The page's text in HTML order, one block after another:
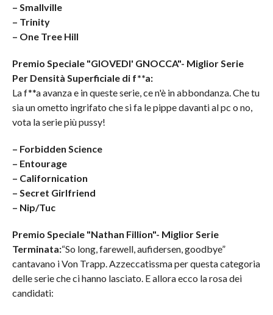
– Smallville
– Trinity
– One Tree Hill
Premio Speciale "GIOVEDI' GNOCCA"- Miglior Serie
Per Densità Superficiale di f**a:
La f**a avanza e in queste serie, ce n'è in abbondanza. Che tu
sia un ometto ingrifato che si fa le pippe davanti al pc o no,
vota la serie più pussy!
– Forbidden Science
– Entourage
– Californication
– Secret Girlfriend
– Nip/Tuc
Premio Speciale "Nathan Fillion"- Miglior Serie
Terminata:“So long, farewell, aufidersen, goodbye”
cantavano i Von Trapp. Azzeccatissma per questa categoria
delle serie che ci hanno lasciato. E allora ecco la rosa dei
candidati: